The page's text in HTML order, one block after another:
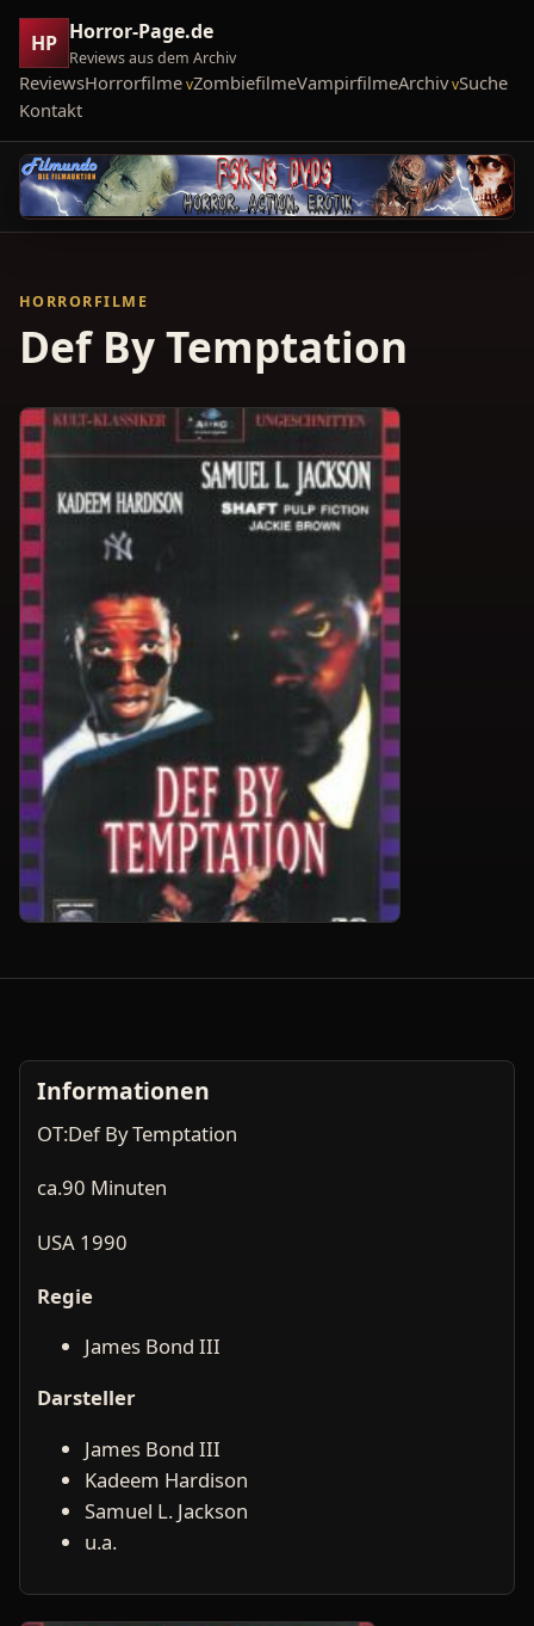
HP Horror-Page.de
Reviews aus dem Archiv
ReviewsHorrorfilme ZombiefilmeVampirfilmeArchiv Suche
Kontakt
HORRORFILME
Def By Temptation
Informationen
OT:Def By Temptation
ca.90 Minuten
USA 1990
Regie
James Bond III
Darsteller
James Bond III
Kadeem Hardison
Samuel L. Jackson
u.a.